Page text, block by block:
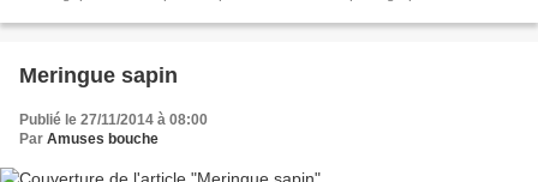
Meringue sapin
Publié le 27/11/2014 à 08:00
Par Amuses bouche